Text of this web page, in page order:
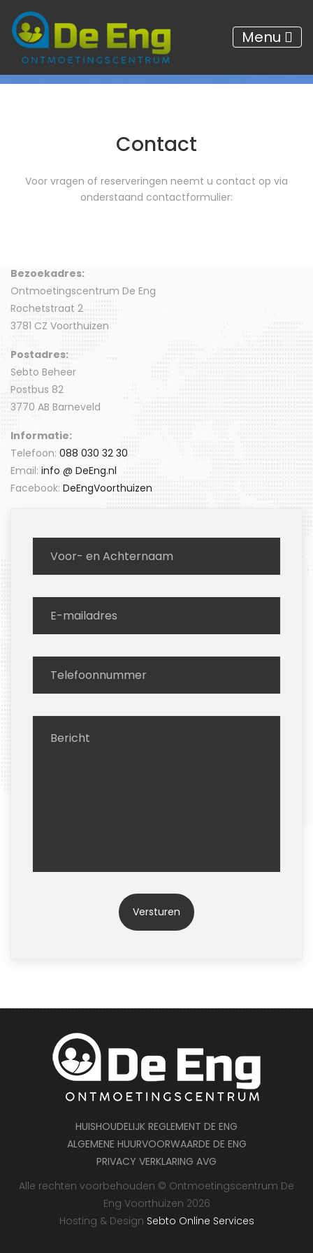
Menu
Contact
Voor vragen of reserveringen neemt u contact op via
onderstaand contactformulier:
Bezoekadres:
Ontmoetingscentrum De Eng
Rochetstraat 2
3781 CZ Voorthuizen
Postadres:
Sebto Beheer
Postbus 82
3770 AB Barneveld
Informatie:
Telefoon: 088 030 32 30
Email: info @ DeEng.nl
Facebook: DeEngVoorthuizen
Versturen
HUISHOUDELIJK REGLEMENT DE ENG
ALGEMENE HUURVOORWAARDE DE ENG
PRIVACY VERKLARING AVG
Alle rechten voorbehouden © Ontmoetingscentrum De
Eng Voorthuizen 2026
Hosting & Design Sebto Online Services